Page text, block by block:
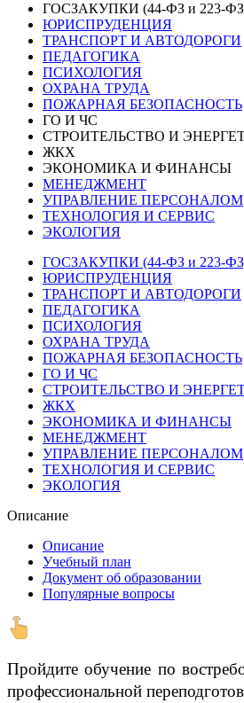
ГОСЗАКУПКИ (44-ФЗ и 223-
ЮРИСПРУДЕНЦИЯ
ТРАНСПОРТ И АВТОДОРОГИ
ПЕДАГОГИКА
ПСИХОЛОГИЯ
ОХРАНА ТРУДА
ПОЖАРНАЯ БЕЗОПАСНОСТЬ
ГО И ЧС
СТРОИТЕЛЬСТВО И
ЖКХ
ЭКОНОМИКА И ФИНАНСЫ
МЕНЕДЖМЕНТ
УПРАВЛЕНИЕ ПЕРСОНАЛОМ
ТЕХНОЛОГИЯ И СЕРВИС
ЭКОЛОГИЯ
ГОСЗАКУПКИ (44-ФЗ и 223-
ЮРИСПРУДЕНЦИЯ
ТРАНСПОРТ И АВТОДОРОГИ
ПЕДАГОГИКА
ПСИХОЛОГИЯ
ОХРАНА ТРУДА
ПОЖАРНАЯ БЕЗОПАСНОСТЬ
ГО И ЧС
СТРОИТЕЛЬСТВО И
ЖКХ
ЭКОНОМИКА И ФИНАНСЫ
МЕНЕДЖМЕНТ
УПРАВЛЕНИЕ ПЕРСОНАЛОМ
ТЕХНОЛОГИЯ И СЕРВИС
ЭКОЛОГИЯ
Описание
Описание
Учебный план
Документ об образовании
Популярные вопросы
Пройдите обучение по
профессиональной